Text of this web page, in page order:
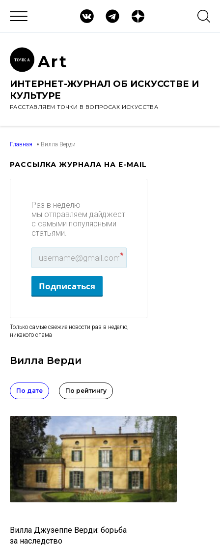
ТОЧК А Art
ИНТЕРНЕТ-ЖУРНАЛ ОБ ИСКУССТВЕ И
КУЛЬТУРЕ
РАССТАВЛЯЕМ ТОЧКИ В ВОПРОСАХ ИСКУССТВА
Главная Вилла Верди
РАССЫЛКА ЖУРНАЛА НА E-MAIL
Раз в неделю
мы отправляем дайджест
с самыми популярными
статьями.
*
Подписаться
Только самые свежие новости раз в неделю,
никакого спама
Вилла Верди
По дате По рейтингу
Вилла Джузеппе Верди: борьба
за наследство